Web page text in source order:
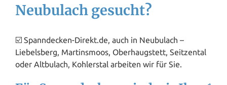
Neubulach gesucht?
☑️ Spanndecken-Direkt.de, auch in Neubulach –
Liebelsberg, Martinsmoos, Oberhaugstett, Seitzental
oder Altbulach, Kohlerstal arbeiten wir für Sie.